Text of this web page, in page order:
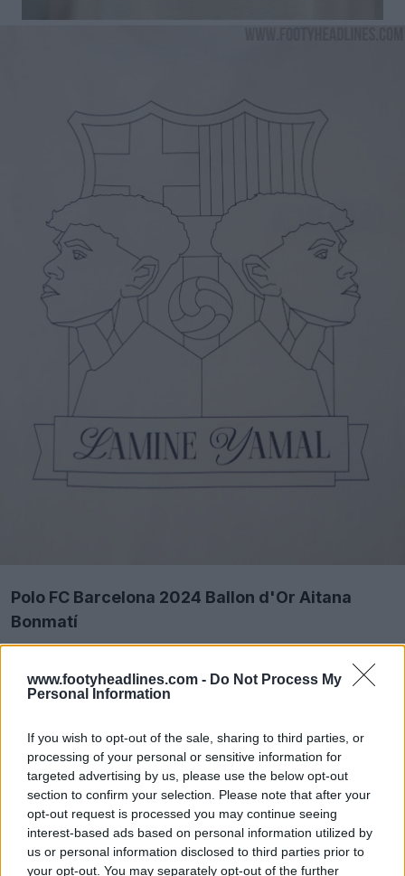
www.footyheadlines.com - Do Not Process My
Personal Information
If you wish to opt-out of the sale, sharing to third parties, or
processing of your personal or sensitive information for
targeted advertising by us, please use the below opt-out
section to confirm your selection. Please note that after your
opt-out request is processed you may continue seeing
interest-based ads based on personal information utilized by
us or personal information disclosed to third parties prior to
your opt-out. You may separately opt-out of the further
Polo FC Barcelona 2024 Ballon d'Or Aitana
Bonmatí